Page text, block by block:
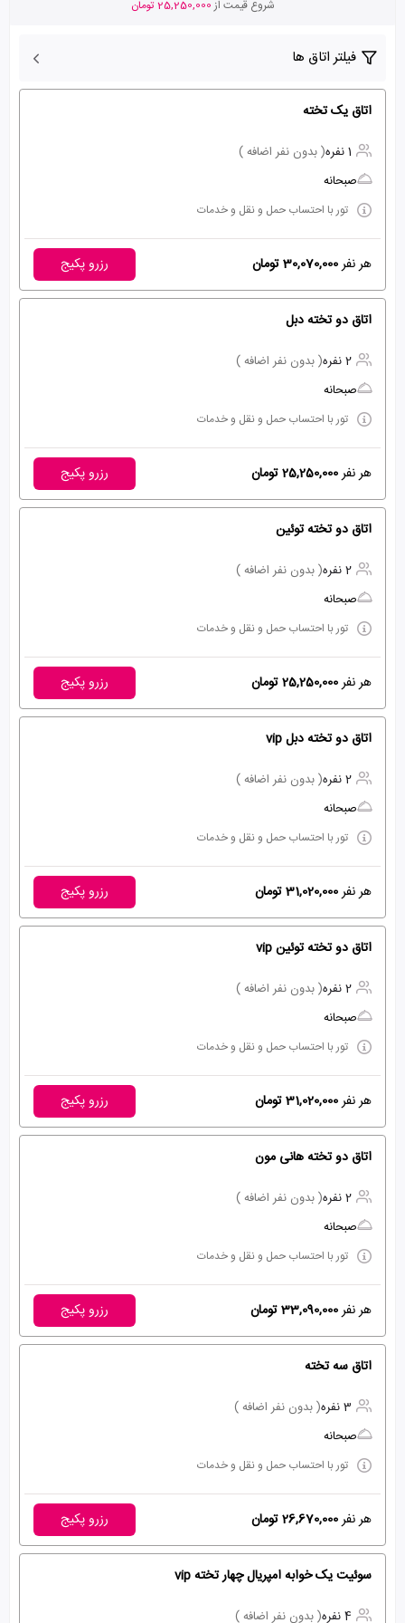
شروع قیمت از25,250,000 تومان
فیلتر اتاق ها
اتاق یک تخته
1 نفره
( بدون نفر اضافه )
صبحانه
تور با احتساب حمل و نقل و خدمات
هر نفر30,070,000 تومان رزرو پکیج
اتاق دو تخته دبل
2 نفره
( بدون نفر اضافه )
صبحانه
تور با احتساب حمل و نقل و خدمات
هر نفر25,250,000 تومان رزرو پکیج
اتاق دو تخته توئین
2 نفره
( بدون نفر اضافه )
صبحانه
تور با احتساب حمل و نقل و خدمات
هر نفر25,250,000 تومان رزرو پکیج
اتاق دو تخته دبل vip
2 نفره
( بدون نفر اضافه )
صبحانه
تور با احتساب حمل و نقل و خدمات
هر نفر31,020,000 تومان رزرو پکیج
اتاق دو تخته توئین vip
2 نفره
( بدون نفر اضافه )
صبحانه
تور با احتساب حمل و نقل و خدمات
هر نفر31,020,000 تومان رزرو پکیج
اتاق دو تخته هانی مون
2 نفره
( بدون نفر اضافه )
صبحانه
تور با احتساب حمل و نقل و خدمات
هر نفر33,090,000 تومان رزرو پکیج
اتاق سه تخته
3 نفره
( بدون نفر اضافه )
صبحانه
تور با احتساب حمل و نقل و خدمات
هر نفر26,670,000 تومان رزرو پکیج
سوئیت یک خوابه امپریال چهار تخته vip
4 نفره ( بدون نفر اضافه )